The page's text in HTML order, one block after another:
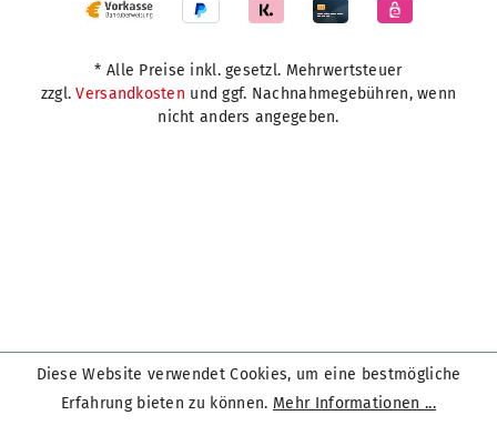
* Alle Preise inkl. gesetzl. Mehrwertsteuer
zzgl.Versandkosten und ggf. Nachnahmegebühren, wenn
nicht anders angegeben.
Diese Website verwendet Cookies, um eine bestmögliche
Erfahrung bieten zu können. Mehr Informationen ...